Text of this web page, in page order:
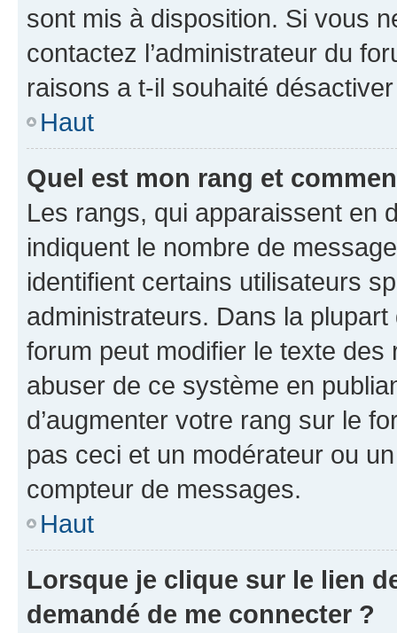
sont mis à disposition. Si vous
contactez l’administrateur du
raisons a t-il souhaité
Haut
Quel est mon rang et
Les rangs, qui apparaissent en
indiquent le nombre de
identifient certains utilisateurs
administrateurs. Dans la
forum peut modifier le texte
abuser de ce système en
d’augmenter votre rang sur le
pas ceci et un modérateur ou
compteur de messages.
Haut
Lorsque je clique sur le lien
demandé de me connecter ?